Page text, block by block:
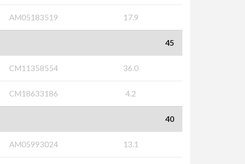
AM05183519 17.9
45
CM11358554 36.0
CM18633186 4.2
40
AM05993024 13.1